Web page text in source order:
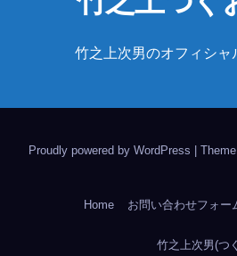
竹之上次男のオフィシャ
Proudly powered by WordPress
Home お問い合わせフォー
竹之上次男(つ